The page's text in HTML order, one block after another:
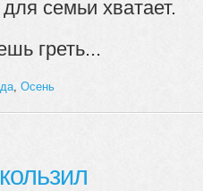
семьи хватает.
греть...
Осень